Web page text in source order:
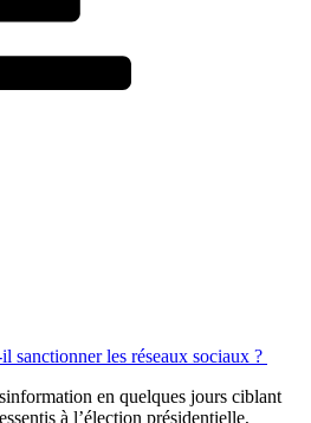
sanctionner les réseaux sociaux ?
en quelques jours ciblant
à l’élection présidentielle,